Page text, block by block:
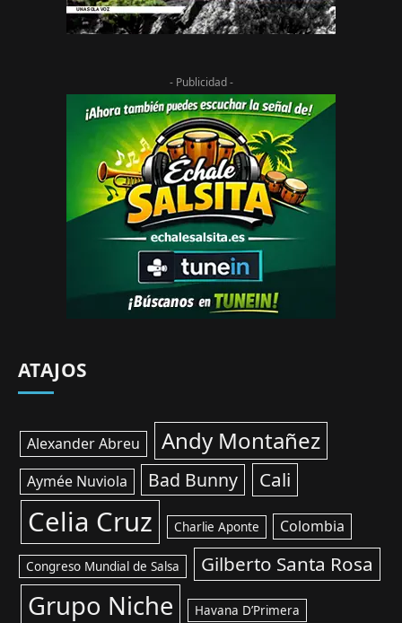
- Publicidad -
ATAJOS
Alexander Abreu Andy Montañez
Aymée Nuviola Bad Bunny Cali
Celia Cruz Charlie Aponte Colombia
Congreso Mundial de Salsa Gilberto Santa Rosa
Grupo Niche Havana D’Primera